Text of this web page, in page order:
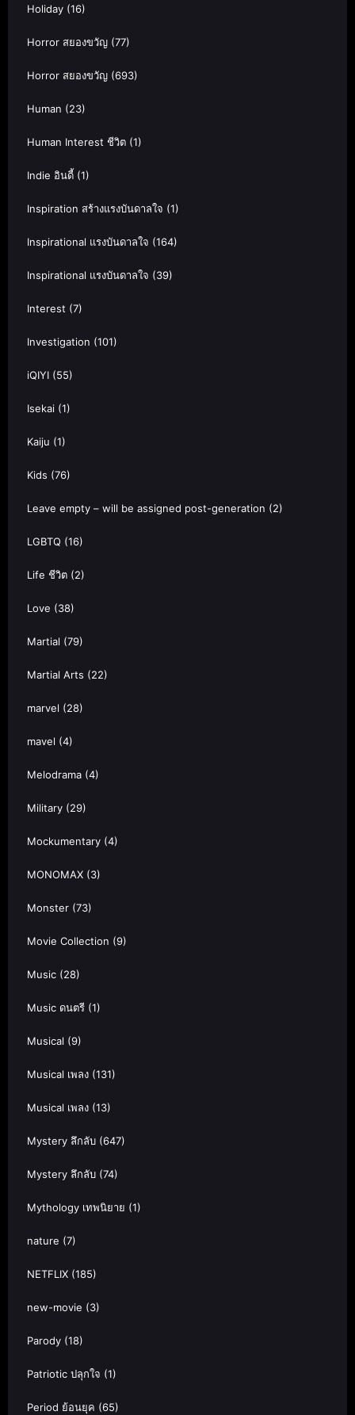
Holiday (16)
Horror สยองขวัญ (77)
Horror สยองขวัญ (693)
Human (23)
Human Interest ชีวิต (1)
Indie อินดี้ (1)
Inspiration สร้างแรงบันดาลใจ (1)
Inspirational แรงบันดาลใจ (164)
Inspirational แรงบันดาลใจ (39)
Interest (7)
Investigation (101)
iQIYI (55)
Isekai (1)
Kaiju (1)
Kids (76)
Leave empty – will be assigned post-generation (2)
LGBTQ (16)
Life ชีวิต (2)
Love (38)
Martial (79)
Martial Arts (22)
marvel (28)
mavel (4)
Melodrama (4)
Military (29)
Mockumentary (4)
MONOMAX (3)
Monster (73)
Movie Collection (9)
Music (28)
Music ดนตรี (1)
Musical (9)
Musical เพลง (131)
Musical เพลง (13)
Mystery ลึกลับ (647)
Mystery ลึกลับ (74)
Mythology เทพนิยาย (1)
nature (7)
NETFLIX (185)
new-movie (3)
Parody (18)
Patriotic ปลุกใจ (1)
Period ย้อนยุค (65)